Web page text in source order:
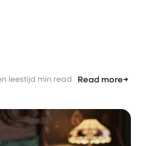
leestijd min read Read more→